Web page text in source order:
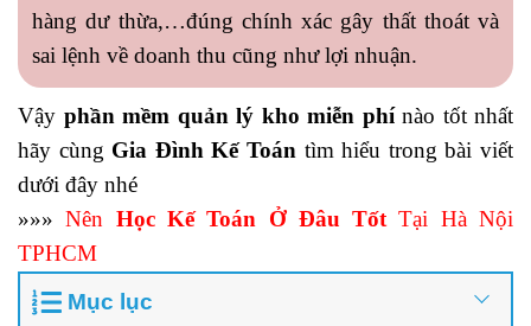
hàng dư thừa,…đúng chính xác gây thất thoát và
sai lệnh về doanh thu cũng như lợi nhuận.
Vậy phần mềm quản lý kho miễn phínào tốt nhất
hãy cùng Gia Đình Kế Toán tìm hiểu trong bài viết
dưới đây nhé
»»»Nên Học Kế Toán Ở Đâu Tốt Tại Hà Nội
TPHCM
Mục lục